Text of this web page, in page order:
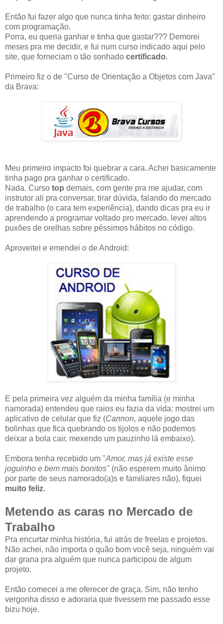
Então fui fazer algo que nunca tinha feito: gastar dinheiro
com programação.
Porra, eu queria ganhar e tinha que gastar??? Demorei
meses pra me decidir, e fui num curso indicado aqui pelo
site, que forneciam o tão sonhado certificado.
Primeiro fiz o de "Curso de Orientação a Objetos com Java"
da Brava:
Meu primeiro impacto foi quebrar a cara. Achei basicamente
tinha pago pra ganhar o certificado.
Nada. Curso top demais, com gente pra me ajudar, com
instrutor ali pra conversar, tirar dúvida, falando do mercado
de trabalho (o cara tem experiência), dando dicas pra eu ir
aprendendo a programar voltado pro mercado, levei altos
puxões de orelhas sobre péssimos hábitos no código.
Aproveitei e emendei o de Android:
E pela primeira vez alguém da minha família (e minha
namorada) entendeu que raios eu fazia da vida: mostrei um
aplicativo de celular que fiz (Cannon, aquele jogo das
bolinhas que fica quebrando os tijolos e não podemos
deixar a bola cair, mexendo um pauzinho lá embaixo).
Embora tenha recebido um "Amor, mas já existe esse
joguinho e bem mais bonitos" (não esperem muito ânimo
por parte de seus namorado(a)s e familiares não), fiquei
muito feliz.
Metendo as caras no Mercado de
Trabalho
Pra encurtar minha história, fui atrás de freelas e projetos.
Não achei, não importa o quão bom você seja, ninguém vai
dar grana pra alguém que nunca participou de algum
projeto.
Então comecei a me oferecer de graça. Sim, não tenho
vergonha disso e adoraria que tivessem me passado esse
bizu hoje.